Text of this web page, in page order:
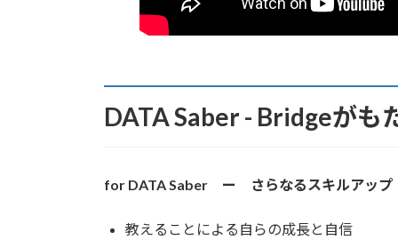
DATA Saber - Bridgeがも
for DATA Saber ー さらなるスキルアップ
教えることによる自らの成長と自信